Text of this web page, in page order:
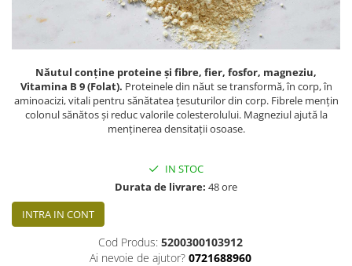
CEAIURI GRECEȘTI
CIOCOLATĂ ȘI CACAO
HEALTHY SNACKS
SUPERALIMENTE
LACTATE
BACANIE
PRODUSE ECO / ORGANICE
REMEDII NATURISTE
Năutul conține proteine și fibre, fier, fosfor, magneziu,
Vitamina B 9 (Folat). Proteinele din năut se transformă, în corp, în
aminoacizi, vitali pentru sănătatea țesuturilor din corp. Fibrele mențin
colonul sănătos și reduc valorile colesterolului. Magneziul ajută la
menținerea densitații osoase.
IN STOC
Durata de livrare: 48 ore
INTRA IN CONT
Cod Produs: 5200300103912
Ai nevoie de ajutor? 0721688960